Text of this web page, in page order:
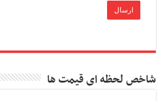
شاخص لحظه ای قیمت ها